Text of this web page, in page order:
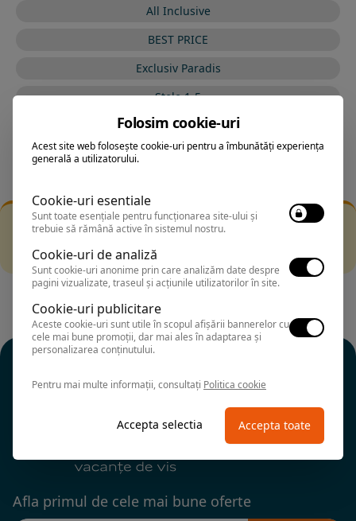
All Inclusive
BEST PRICE
Exclusiv Paradis
Stele 1-5
Stele 5-1
Filtrarea nu a returnat niciun rezultat
alte fitre.
Afla primul de cele mai bune oferte
Folosim cookie-uri
Acest site web folosește cookie-uri pentru a îmbunătăți experiența
generală a utilizatorului.
Cookie-uri esentiale
Sunt toate esențiale pentru funcționarea site-ului și
trebuie să rămână active în sistemul nostru.
Cookie-uri de analiză
Sunt cookie-uri anonime prin care analizăm date despre
pagini vizualizate, traseul și acțiunile utilizatorilor în site.
Cookie-uri publicitare
Aceste cookie-uri sunt utile în scopul afișării bannerelor cu
cele mai bune promoții, dar mai ales în adaptarea și
personalizarea conținutului.
Pentru mai multe informații, consultați Politica cookie
Accepta selectia Accepta toate